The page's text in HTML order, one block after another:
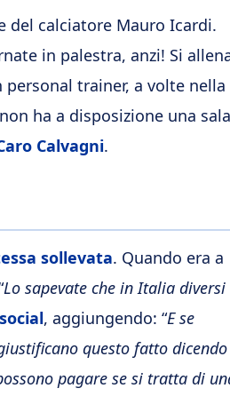
del calciatore Mauro Icardi.
in palestra, anzi! Si
trainer, a volte nella
ha a disposizione una sala
Calvagni.
sollevata. Quando era a
Lo sapevate che in Italia diversi
, aggiungendo: “E se
questo fatto dicendo
pagare se si tratta di